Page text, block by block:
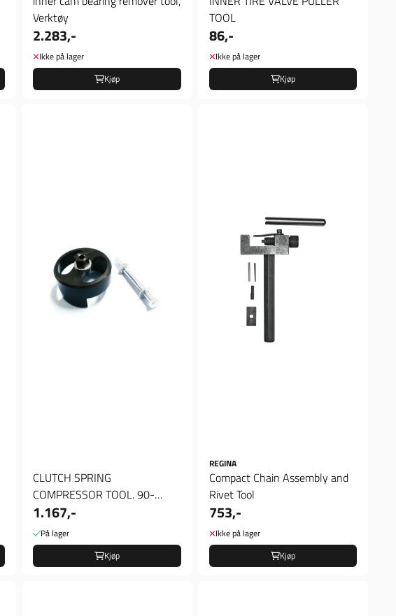
Verktøy
2.283,-
Ikke på lager
Kjøp
TOOL
86,-
Ikke på lager
Kjøp
CLUTCH SPRING
COMPRESSOR TOOL. 90-
97(NU)B.T.; 91-20 XL; 95-01,
Clutch ...
1.167,-
På lager
Kjøp
REGINA
Compact Chain Assembly and
Rivet Tool
753,-
Ikke på lager
Kjøp